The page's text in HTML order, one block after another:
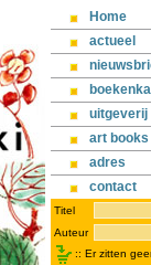
Home
actueel
uitgeverij
art books
adres
contact
Titel
Auteur
:: Er zitten